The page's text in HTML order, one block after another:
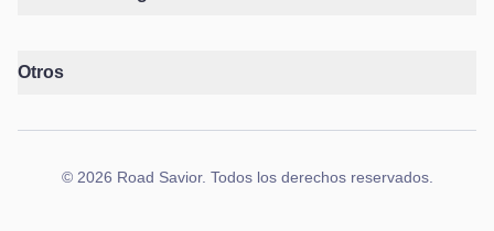
Otros
© 2026 Road Savior. Todos los derechos reservados.